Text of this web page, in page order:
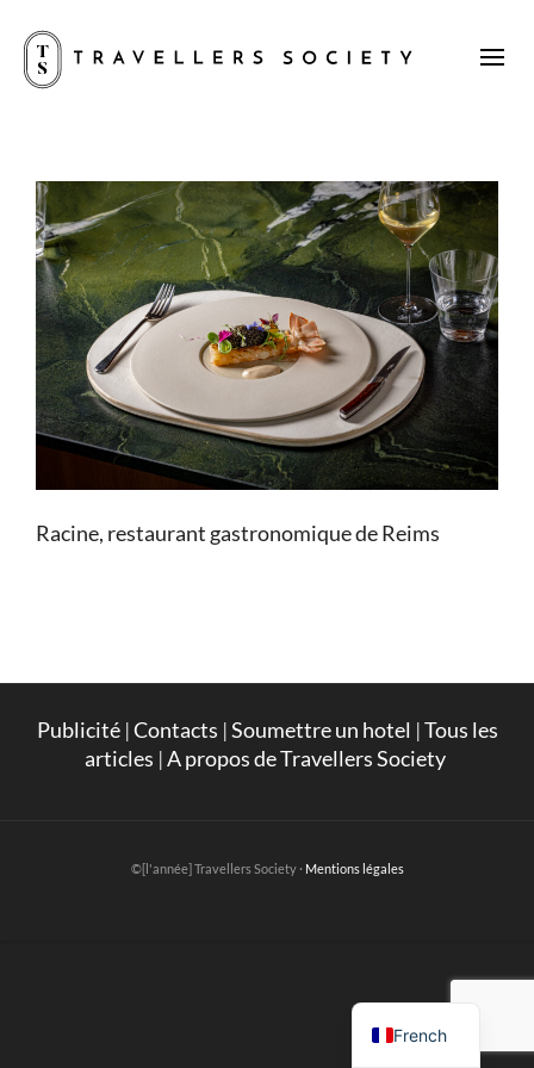
Racine, restaurant gastronomique de Reims
Publicité|Contacts |Soumettre un hotel |Tous les
articles |A propos de Travellers Society
©[l'année] Travellers Society · Mentions légales
French